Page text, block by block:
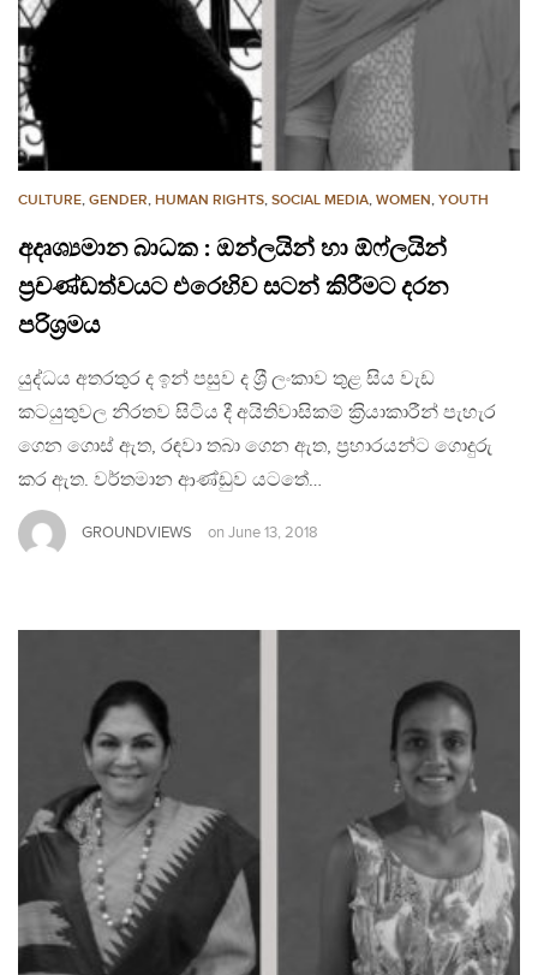
CULTURE, GENDER, HUMAN RIGHTS, SOCIAL MEDIA, WOMEN, YOUTH
අදෘශ්‍යමාන බාධක : ඔන්ලයින් හා ඕෆ්ලයින්
ප‍්‍රචණ්ඩත්වයට එරෙහිව සටන් කිරීමට දරන
පරිශ‍්‍රමය
යුද්ධය අතරතුර ද ඉන් පසුව ද ශ‍්‍රී ලංකාව තුළ සිය වැඩ
කටයුතුවල නිරතව සිටිය දී අයිතිවාසිකම් ක‍්‍රියාකාරීන් පැහැර
ගෙන ගොස් ඇත, රඳවා තබා ගෙන ඇත, ප‍්‍රහාරයන්ට ගොදුරු
කර ඇත. වර්තමාන ආණ්ඩුව යටතේ…
GROUNDVIEWS on June 13, 2018